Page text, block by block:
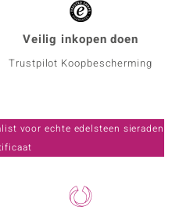
Veilig inkopen doen
Trustpilot Koopbescherming
voor echte edelsteen sieraden